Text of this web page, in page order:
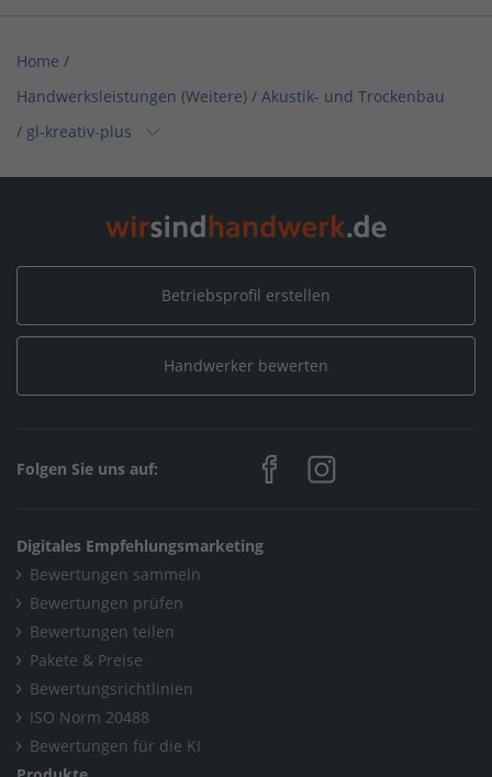
Home /
Handwerksleistungen (Weitere) / Akustik- und Trockenbau
/ gl-kreativ-plus
Home / Hessen / Wetzlar / gl-kreativ-plus
Betriebsprofil erstellen
Handwerker bewerten
Folgen Sie uns auf:
Digitales Empfehlungsmarketing
Bewertungen sammeln
Bewertungen prüfen
Bewertungen teilen
Pakete & Preise
Bewertungsrichtlinien
ISO Norm 20488
Bewertungen für die KI